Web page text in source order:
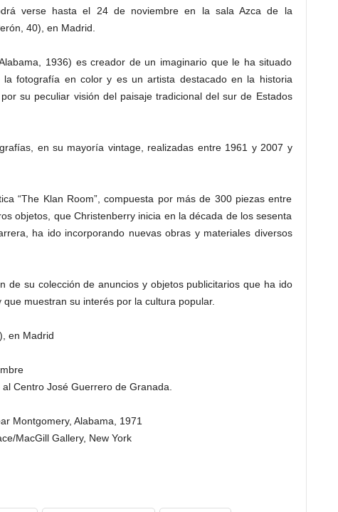
verse hasta el 24 de noviembre en la sala Azca de la
40), en Madrid.
1936) es creador de un imaginario que le ha situado
la fotografía en color y es un artista destacado en la historia
su peculiar visión del paisaje tradicional del sur de Estados
en su mayoría vintage, realizadas entre 1961 y 2007 y
“The Klan Room”, compuesta por más de 300 piezas entre
objetos, que Christenberry inicia en la década de los sesenta
ha ido incorporando nuevas obras y materiales diversos
de su colección de anuncios y objetos publicitarios que ha ido
muestran su interés por la cultura popular.
en Madrid
Centro José Guerrero de Granada.
Montgomery, Alabama, 1971
MacGill Gallery, New York